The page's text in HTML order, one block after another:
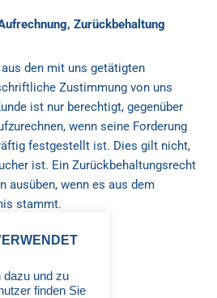
Zurückbehaltung
den mit uns getätigten
Zustimmung von uns
ist nur berechtigt, gegenüber
wenn seine Forderung
festgestellt ist. Dies gilt nicht,
ist. Ein Zurückbehaltungsrecht
ausüben, wenn es aus dem
stammt.
dazu und zu
finden Sie